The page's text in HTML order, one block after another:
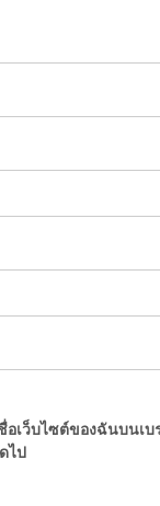
เว็บไซต์ของฉันบนเบ
ไป